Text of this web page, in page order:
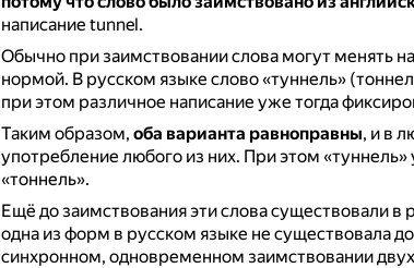
написание tunnel.
Обычно при заимствовании слова могут менять
нормой. В русском языке слово «туннель»
при этом различное написание уже тогда
Таким образом, оба варианта равноправны, и в
употребление любого из них. При этом
«тоннель».
Ещё до заимствования эти слова существовали в
одна из форм в русском языке не существовала
синхронном, одновременном заимствовании